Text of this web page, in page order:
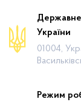
Про відомство
Діяльність
Громадянам
Публічна
Державне
України
01004,
Режим